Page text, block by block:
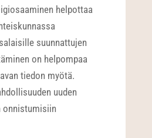
helpottaa
suunnattujen
on helpompaa
tiedon myötä.
uuden
onnistumisiin